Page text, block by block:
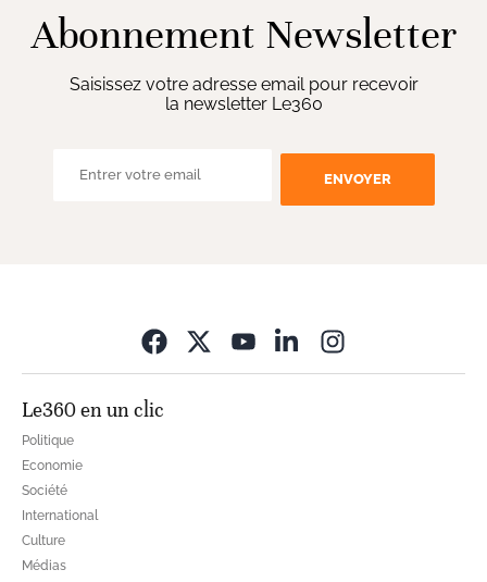
Abonnement Newsletter
Saisissez votre adresse email pour recevoir
la newsletter Le360
ENVOYER
Le360 en un clic
Politique
Economie
Société
International
Culture
Médias